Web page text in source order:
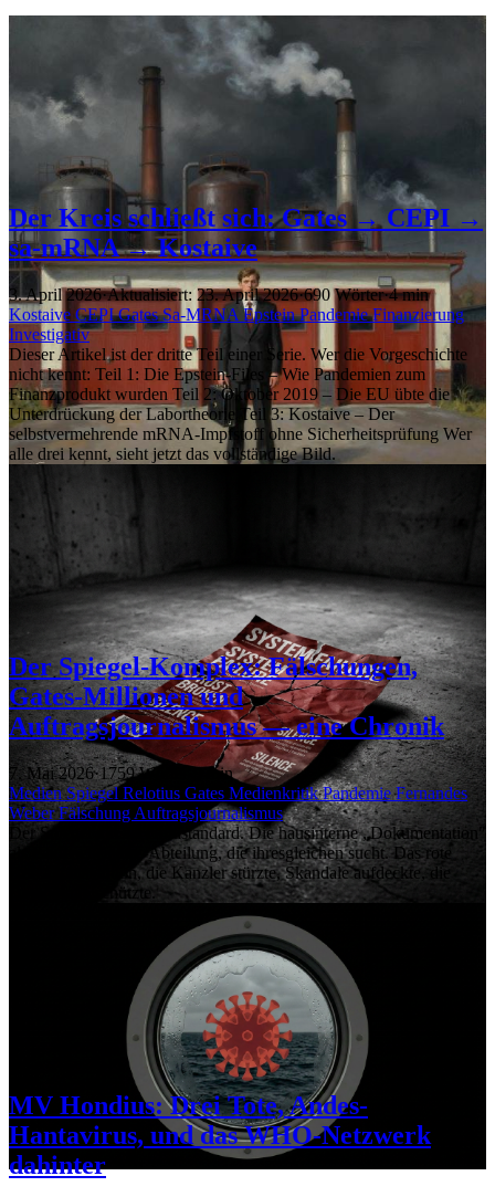
Der Kreis schließt sich: Gates → CEPI →
sa-mRNA → Kostaive
3. April 2026·Aktualisiert: 23. April 2026·690 Wörter·4 min
Kostaive CEPIGatesSa-MRNA EpsteinPandemieFinanzierung
Investigativ
Dieser Artikel ist der dritte Teil einer Serie. Wer die Vorgeschichte
nicht kennt: Teil 1: Die Epstein-Files – Wie Pandemien zum
Finanzprodukt wurden Teil 2: Oktober 2019 – Die EU übte die
Unterdrückung der Labortheorie Teil 3: Kostaive – Der
selbstvermehrende mRNA-Impfstoff ohne Sicherheitsprüfung Wer
alle drei kennt, sieht jetzt das vollständige Bild.
Der Spiegel-Komplex: Fälschungen,
Gates-Millionen und
Auftragsjournalismus — eine Chronik
7. Mai 2026·1759 Wörter
9 min
MedienSpiegel Relotius Gates MedienkritikPandemieFernandes
WeberFälschung Auftragsjournalismus
Der Spiegel gilt als Goldstandard. Die hausinterne „Dokumentation"
als Faktenchecking-Abteilung, die ihresgleichen sucht. Das rote
Heft als Institution, die Kanzler stürzte, Skandale aufdeckte, die
Demokratie schützte.
MV Hondius: Drei Tote, Andes-
Hantavirus, und das WHO-Netzwerk
dahinter